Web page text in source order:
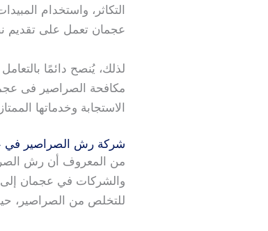
التكاثر، واستخدام
عجمان تعمل على تقديم
لذلك، يُنصح دائمًا
مكافحة الصراصير فى
الاستجابة وخدماتها
شركة رش الصراصير في
من المعروف أن رش
والشركات في عجمان
للتخلص من الصراصير،